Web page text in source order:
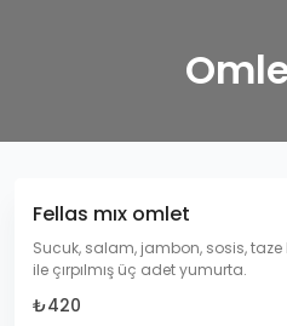
Fellas mıx omlet
Sucuk, salam, jambon, sosis, taze
ile çırpılmış üç adet yumurta.
₺420